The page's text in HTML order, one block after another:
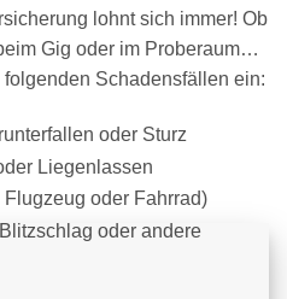
lohnt sich immer! Ob
Gig oder im Proberaum…
Schadensfällen ein:
oder Sturz
Liegenlassen
oder Fahrrad)
oder andere